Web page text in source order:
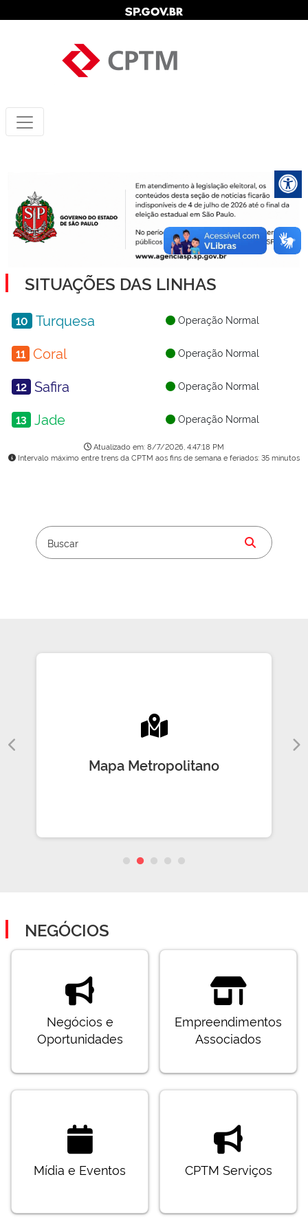
SITUAÇÕES DAS LINHAS
10 Operação Normal
11 Operação Normal
12 Operação Normal
13 Operação Normal
Atualizado em: 8/7/2026, 4:47:18 PM
Intervalo máximo entre trens da CPTM aos fins de semana e feriados: 35 minutos
Mapa Metropolitano
NEGÓCIOS
Negócios e
Oportunidades
Empreendimentos
Associados
Mídia e Eventos CPTM Serviços